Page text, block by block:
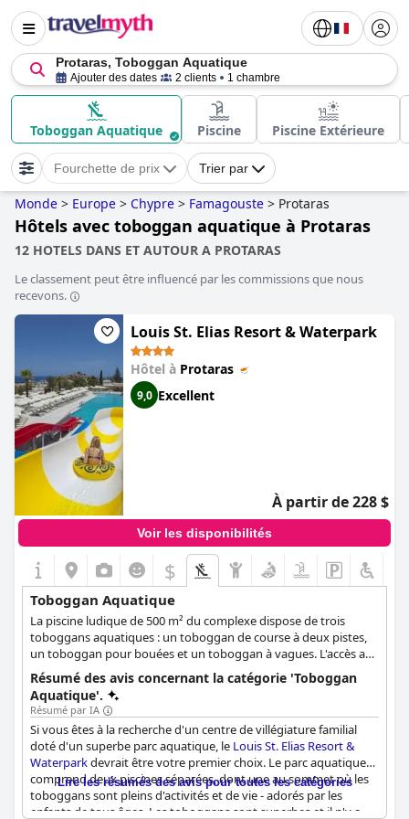
Protaras, Toboggan Aquatique
Ajouter des dates 2 clients 1 chambre
Toboggan Aquatique Piscine Piscine Extérieure
Fourchette de prix Trier par
Monde > Europe > Chypre > Famagouste > Protaras
Hôtels avec toboggan aquatique à Protaras
12 HOTELS DANS ET AUTOUR A PROTARAS
Le classement peut être influencé par les commissions que nous
recevons.
Louis St. Elias Resort & Waterpark
Hôtel à Protaras
9,0 Excellent
À partir de 228 $
Voir les disponibilités
$
Toboggan Aquatique
La piscine ludique de 500 m² du complexe dispose de trois
toboggans aquatiques : un toboggan de course à deux pistes,
un toboggan pour bouées et un toboggan à vagues. L'accès aux
toboggans est interdit aux enfants de moins de six ans et/ou
mesurant moins de 120 cm.
Résumé des avis concernant la catégorie 'Toboggan
Aquatique'.
Résumé par IA
Si vous êtes à la recherche d'un centre de villégiature familial
doté d'un superbe parc aquatique, le Louis St. Elias Resort &
Waterparkdevrait être votre premier choix. Le parc aquatique
comprend deux piscines séparées, dont une au sommet où les
toboggans sont pleins d'activités et de vie - adorés par les
enfants de tous âges. Les toboggans sont superbes et il n'y a
Lire les résumés des avis pour toutes les catégories